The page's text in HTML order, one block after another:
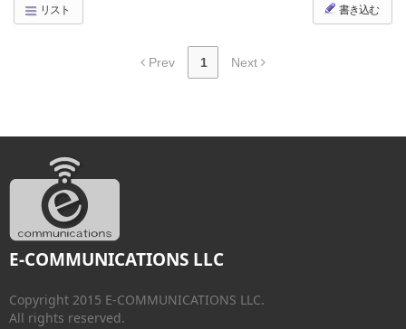
リスト 書き込む
Prev 1 Next
E-COMMUNICATIONS LLC
Copyright 2015 E-COMMUNICATIONS LLC.
All rights reserved.